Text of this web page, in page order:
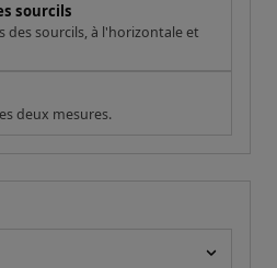
sourcils
des sourcils, à l'horizontale et
deux mesures.